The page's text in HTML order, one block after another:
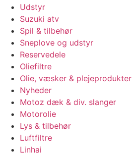
Udstyr
Suzuki atv
Spil & tilbehør
Sneplove og udstyr
Reservedele
Oliefiltre
Olie, væsker & plejeprodukter
Nyheder
Motoz dæk & div. slanger
Motorolie
Lys & tilbehør
Luftfiltre
Linhai